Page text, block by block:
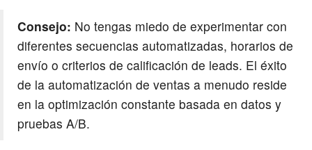
Consejo: No tengas miedo de experimentar con
diferentes secuencias automatizadas, horarios de
envío o criterios de calificación de leads. El éxito
de la automatización de ventas a menudo reside
en la optimización constante basada en datos y
pruebas A/B.